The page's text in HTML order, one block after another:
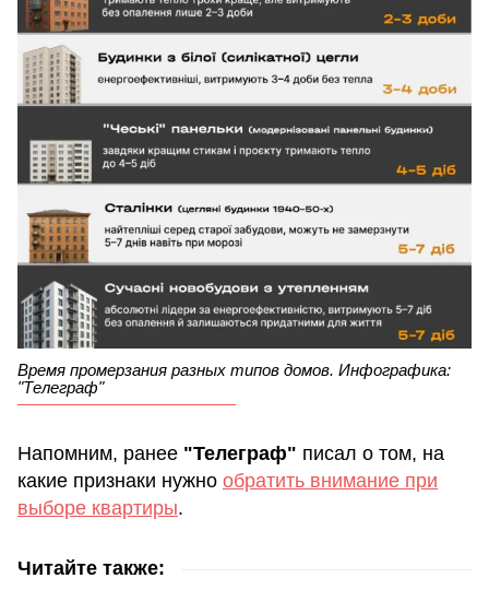
Время промерзания разных типов домов. Инфографика:
"Телеграф"
Напомним, ранее "Телеграф" писал о том, на
какие признаки нужно обратить внимание при
выборе квартиры.
Читайте также: